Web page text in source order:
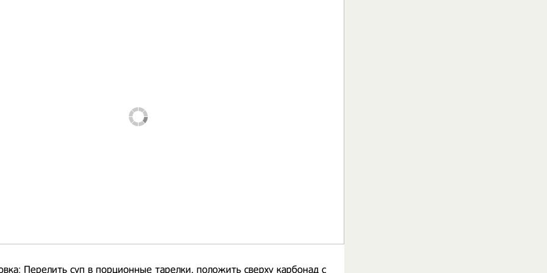
Перелить суп в порционные тарелки, положить сверху карбонад с